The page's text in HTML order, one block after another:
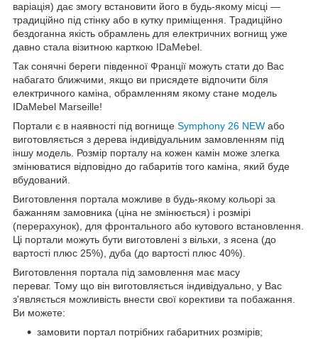
варіація) дає змогу встановити його в будь-якому місці —
традиційно під стінку або в кутку приміщення. Традиційно
бездоганна якість обрамлень для електричних вогнищ уже
давно стала візитною карткою IDaMebel.
Так сонячні береги південної Франції можуть стати до Вас
набагато ближчими, якщо ви присядете відпочити біля
електричного каміна, обрамленням якому стане модель
IDaMebel Marseille!
Портали є в наявності під вогнище Symphony 26 NEW або
виготовляється з дерева індивідуальним замовленням під
іншу модель. Розмір порталу на кожен камін може злегка
змінюватися відповідно до габаритів того каміна, який буде
вбудований.
Виготовлення портала можливе в будь-якому кольорі за
бажанням замовника (ціна не змінюється) і розмірі
(перерахунок), для фронтального або кутового встановлення.
Ці портали можуть бути виготовлені з вільхи, з ясена (до
вартості плюс 25%), дуба (до вартості плюс 40%).
Виготовлення портала під замовлення має масу
переваг. Тому що він виготовляється індивідуально, у Вас
з'являється можливість внести свої корективи та побажання.
Ви можете:
замовити портал потрібних габаритних розмірів;